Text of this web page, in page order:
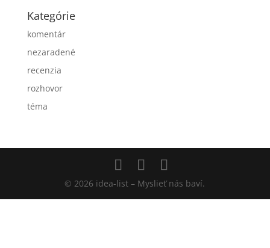
Kategórie
komentár
nezaradené
recenzia
rozhovor
téma
© 2026 idea-list – Myslieť nás baví.